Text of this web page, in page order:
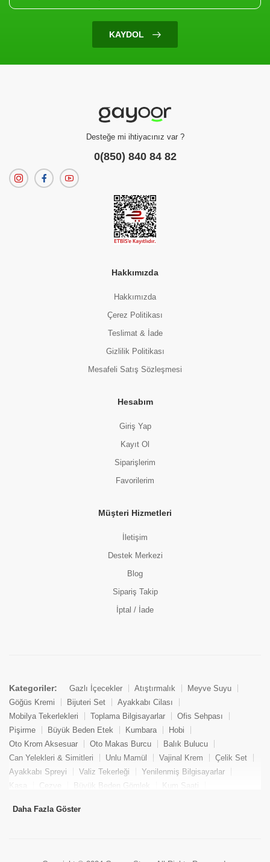
Filtrenize Uygun
Ürün Bulunamadı
KAYDOL
Desteğe mi ihtiyacınız var ?
0(850) 840 84 82
Hakkımızda
Hakkımızda
Çerez Politikası
Teslimat & İade
Gizlilik Politikası
Mesafeli Satış Sözleşmesi
Hesabım
Giriş Yap
Kayıt Ol
Siparişlerim
Favorilerim
Müşteri Hizmetleri
İletişim
Destek Merkezi
Blog
Sipariş Takip
İptal / İade
Kategoriler: Gazlı İçecekler Atıştırmalık
Meyve Suyu
Göğüs Kremi
Bijuteri Set
Ayakkabı Cilası
Mobilya Tekerlekleri
Toplama Bilgisayarlar
Ofis Sehpası
Pişirme
Büyük Beden Etek Kumbara
Hobi
Oto Krom Aksesuar
Oto Makas Burcu
Balık Bulucu
Can Yelekleri & Simitleri
Unlu Mamül Vajinal Krem
Çelik Set
Ayakkabı Spreyi
Valiz Tekerleği
Yenilenmiş Bilgisayarlar
Kasa
Cezve Büyük Beden Gömlek
Kum Saati
Tekne Bağlama & Demirleme
Daha Fazla Göster